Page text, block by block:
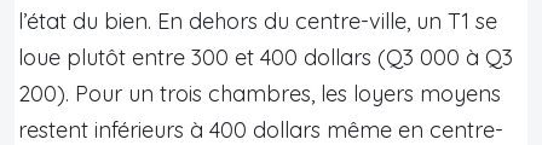
l’état du bien. En dehors du centre-ville, un T1 se
loue plutôt entre 300 et 400 dollars (Q3 000 à Q3
200). Pour un trois chambres, les loyers moyens
restent inférieurs à 400 dollars même en centre-